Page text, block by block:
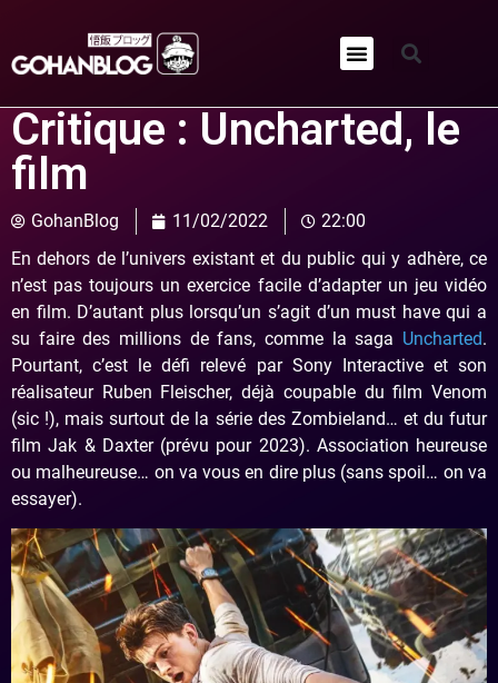
Critique : Uncharted, le
film
GohanBlog 11/02/2022
22:00
En dehors de l’univers existant et du public qui y adhère, ce
n’est pas toujours un exercice facile d’adapter un jeu vidéo
en film. D’autant plus lorsqu’un s’agit d’un must have qui a
su faire des millions de fans, comme la saga Uncharted.
Pourtant, c’est le défi relevé par Sony Interactive et son
réalisateur Ruben Fleischer, déjà coupable du film Venom
(sic !), mais surtout de la série des Zombieland… et du futur
film Jak & Daxter (prévu pour 2023). Association heureuse
ou malheureuse… on va vous en dire plus (sans spoil… on va
essayer).